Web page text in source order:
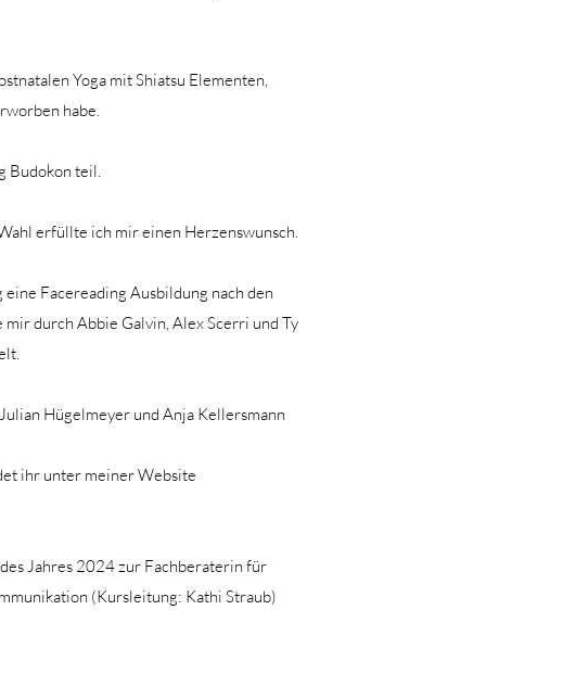
Yoga mit Shiatsu Elementen,
habe.
Budokon teil.
erfüllte ich mir einen Herzenswunsch.
Facereading Ausbildung nach den
durch Abbie Galvin, Alex Scerri und Ty
Hügelmeyer und Anja Kellersmann
ihr unter meiner Website
Jahres 2024 zur Fachberaterin für
(Kursleitung: Kathi Straub)